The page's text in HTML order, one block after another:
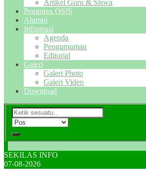
Artikel Guru & Siswa
Pengurus OSIS
Alumni
Informasi
Agenda
Pengumuman
Editorial
Galeri
Galeri Photo
Galeri Video
Download
SEKILAS INFO
07-08-2026